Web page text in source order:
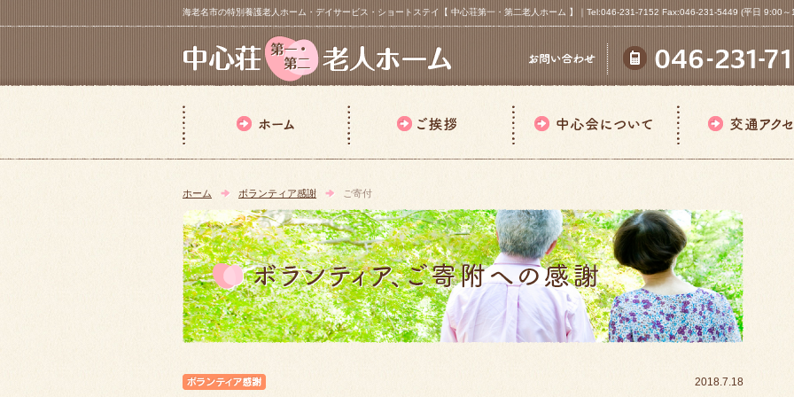
海老名市の特別養護老人ホーム・デイサービス・ショートステイ【 中心荘第一・第二老人ホーム 】｜Tel:046-231-7152 Fax:046-231-5449 (平日 9:00
ホーム ボランティア感謝 ご寄付
2018.7.18